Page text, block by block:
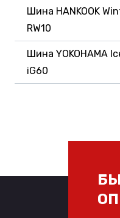
Шина HANKOOK
RW10
Шина YOKOHAMA
iG60